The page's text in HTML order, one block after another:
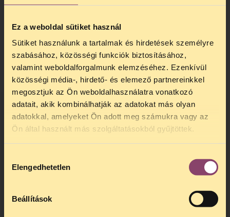
Ez a weboldal sütiket használ
Sütiket használunk a tartalmak és hirdetések személyre
szabásához, közösségi funkciók biztosításához,
valamint weboldalforgalmunk elemzéséhez. Ezenkívül
közösségi média-, hirdető- és elemező partnereinkkel
megosztjuk az Ön weboldalhasználatra vonatkozó
adatait, akik kombinálhatják az adatokat más olyan
adatokkal, amelyeket Ön adott meg számukra vagy az
Ön által használt más szolgáltatásokból gyűjtöttek.
kiválasztása
Elengedhetetlen
Beállítások
TELEFONOS
JOGSEGÉLY SZÜNET!
hogytelefonos jogsegélyünk július
jogsegély